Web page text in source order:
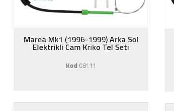
Marea Mk1 (1996-1999) Arka Sol
Elektrikli Cam Kriko Tel Seti
Kod08111